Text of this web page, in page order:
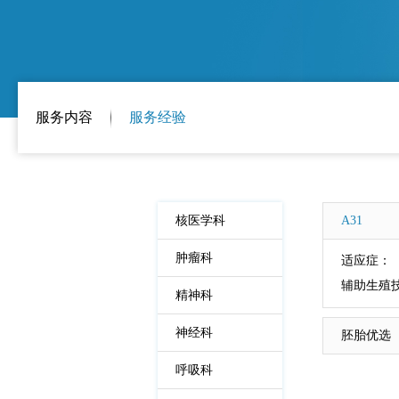
服务内容 服务经验
核医学科
肿瘤科
精神科
神经科
呼吸科
A31
适应症：
辅助生殖
胚胎优选